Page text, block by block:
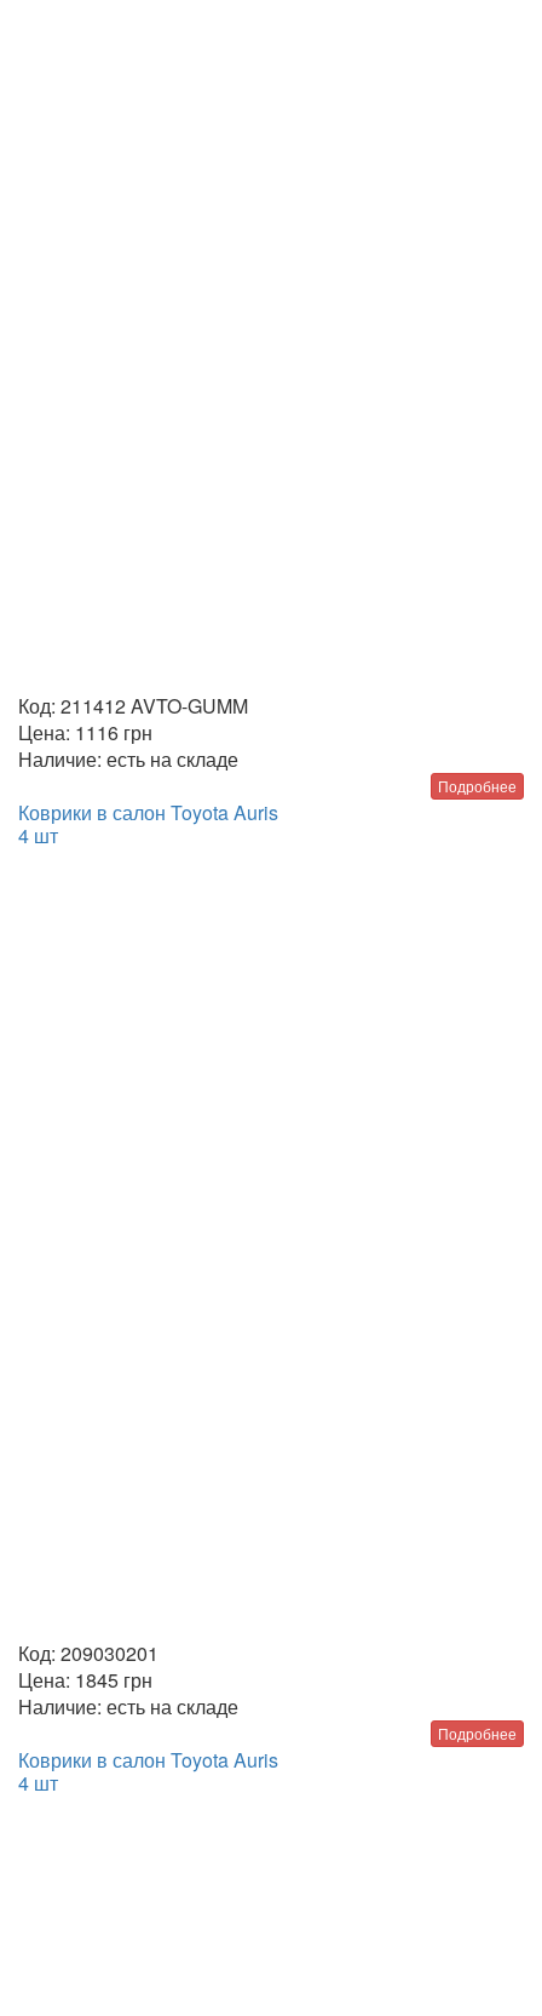
Код: 211412 AVTO-GUMM
Цена: 1116 грн
Наличие: есть на складе
Подробнее
Коврики в салон Toyota Auris
4 шт
Код: 209030201
Цена: 1845 грн
Наличие: есть на складе
Подробнее
Коврики в салон Toyota Auris
4 шт